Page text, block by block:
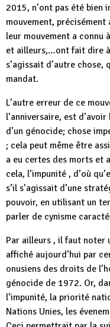
2015, n’ont pas été bien
mouvement, précisément
leur mouvement a connu
et ailleurs,…ont fait dire
s’agissait d’autre chose,
mandat.
L’autre erreur de ce
l’anniversaire, est
d’un génocide; chose
; cela peut même être
a eu certes des morts et
cela, l’impunité , d’où
s’il s’agissait d’une
pouvoir, en utilisant un
parler de cynisme
Par ailleurs , il faut noter
affiché aujourd’hui par
onusiens des droits de
génocide de 1972. Or,
l’impunité, la priorité
Nations Unies, les